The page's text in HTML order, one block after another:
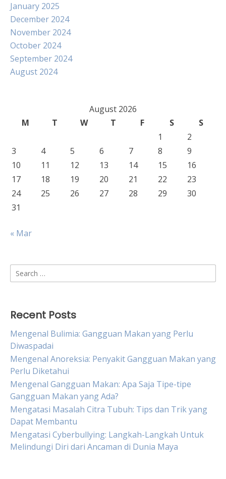
January 2025
December 2024
November 2024
October 2024
September 2024
August 2024
August 2026
M
T W T F S
S
1
2
3
4 5 6 7 8
9
10
11 12 13 14 15
16
17
18 19 20 21 22
23
24
25 26 27 28 29
30
31
« Mar
Search
for:
Recent Posts
Mengenal Bulimia: Gangguan Makan yang Perlu
Diwaspadai
Mengenal Anoreksia: Penyakit Gangguan Makan yang
Perlu Diketahui
Mengenal Gangguan Makan: Apa Saja Tipe-tipe
Gangguan Makan yang Ada?
Mengatasi Masalah Citra Tubuh: Tips dan Trik yang
Dapat Membantu
Mengatasi Cyberbullying: Langkah-Langkah Untuk
Melindungi Diri dari Ancaman di Dunia Maya